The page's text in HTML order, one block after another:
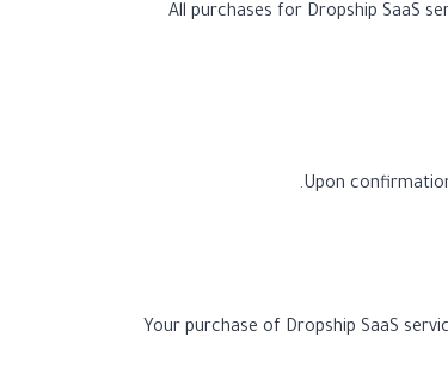
All purchases for Dropship SaaS
Upon
Your purchase of Dropship SaaS